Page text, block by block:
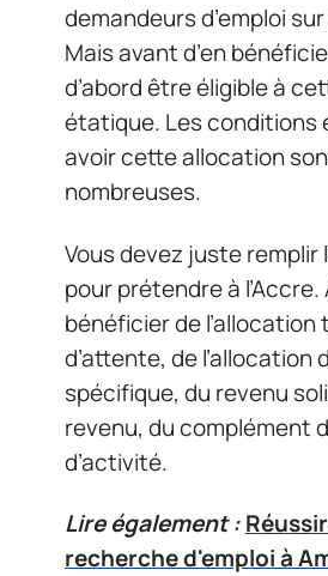
demandeurs d’emploi
Mais avant d’en
d’abord être éligible à
étatique. Les conditions
avoir cette allocation
nombreuses.
Vous devez juste remplir
pour prétendre à
bénéficier de
d’attente, de l’allocation
spécifique, du revenu
revenu, du complément
d’activité.
Lire également :
recherche d'emploi à